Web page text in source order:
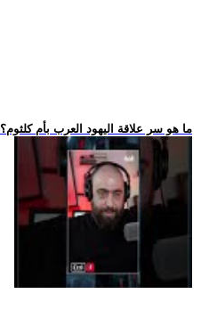
.. ما هو سر علاقة اليهود العرب بأم كلثوم؟